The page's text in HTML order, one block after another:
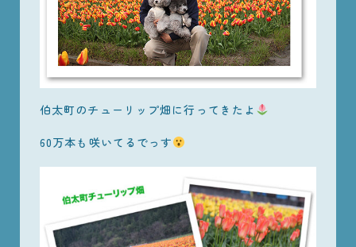
伯太町のチューリップ畑に行ってきたよ
60万本も咲いてるでっす